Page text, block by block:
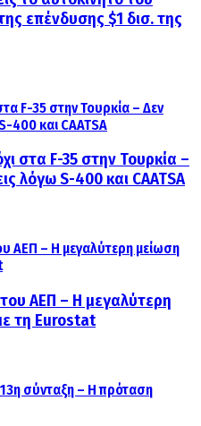
επένδυσης $1 δισ. της
στα F-35 στην Τουρκία –
λόγω S-400 και CAATSA
ΑΕΠ – Η μεγαλύτερη
τη Eurostat